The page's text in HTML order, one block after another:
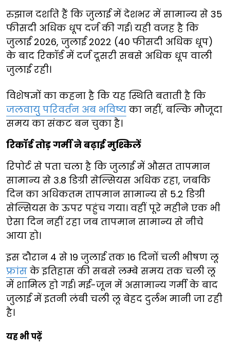
रुझान दर्शाते हैं कि जुलाई में देशभर में सामान्य से 35
फीसदी अधिक धूप दर्ज की गई। यही वजह है कि
जुलाई 2026, जुलाई 2022 (40 फीसदी अधिक धूप)
के बाद रिकॉर्ड में दर्ज दूसरी सबसे अधिक धूप वाली
जुलाई रही।
विशेषज्ञों का कहना है कि यह स्थिति बताती है कि
जलवायु परिवर्तन अब भविष्य का नहीं, बल्कि मौजूदा
समय का संकट बन चुका है।
रिकॉर्ड तोड़ गर्मी ने बढ़ाई मुश्किलें
रिपोर्ट से पता चला है कि जुलाई में औसत तापमान
सामान्य से 3.8 डिग्री सेल्सियस अधिक रहा, जबकि
दिन का अधिकतम तापमान सामान्य से 5.2 डिग्री
सेल्सियस के ऊपर पहुंच गया। वहीं पूरे महीने एक भी
ऐसा दिन नहीं रहा जब तापमान सामान्य से नीचे
आया हो।
इस दौरान 4 से 19 जुलाई तक 16 दिनों चली भीषण लू
फ्रांस के इतिहास की सबसे लम्बे समय तक चली लू
में शामिल हो गई। मई-जून में असामान्य गर्मी के बाद
जुलाई में इतनी लंबी चली लू बेहद दुर्लभ मानी जा रही
है।
यह भी पढ़ें